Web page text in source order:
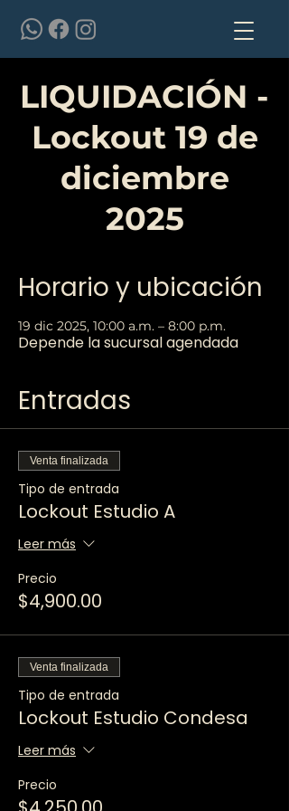
LIQUIDACIÓN -
Lockout 19 de
diciembre
2025
Horario y ubicación
19 dic 2025, 10:00 a.m. – 8:00 p.m.
Depende la sucursal agendada
Entradas
Venta finalizada
Tipo de entrada
Lockout Estudio A
Leer más
Precio
$4,900.00
Venta finalizada
Tipo de entrada
Lockout Estudio Condesa
Leer más
Precio